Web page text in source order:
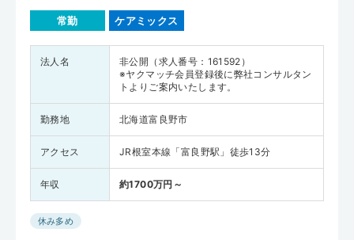
常勤 ケアミックス
法人名
非公開（求人番号：161592）
※ヤクマッチ会員登録後に弊社コンサルタン
トよりご案内いたします。
勤務地 北海道富良野市
アクセス JR根室本線「富良野駅」徒歩13分
年収 約1700万円～
休み多め